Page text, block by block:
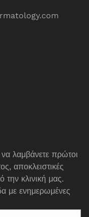
λαμβάνετε πρώτοι
αποκλειστικές
την κλινική μας.
με ενημερωμένες